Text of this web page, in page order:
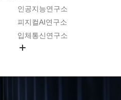
인공지능연구소
피지컬AI연구소
입체통신연구소